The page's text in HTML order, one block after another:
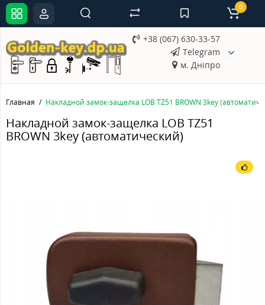
+38 (067) 630-33-57
Telegram
м. Дніпро
0
Главная Накладной замок-защелка LOB TZ51 BROWN 3key
Накладной замок-защелка LOB TZ51
BROWN 3key (автоматический)